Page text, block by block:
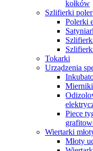
kołków
Szlifierki
Polerki
Tokarki
Urządzenia
Piece
Wiertarki
Młoty